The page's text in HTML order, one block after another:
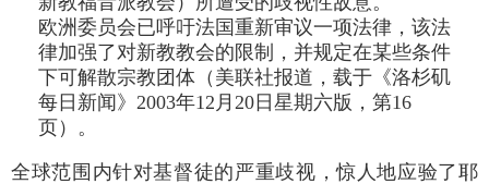
欧洲委员会已呼吁法国重新审议一项法律，该法
律加强了对新教教会的限制，并规定在某些条件
下可解散宗教团体（美联社报道，载于《洛杉矶
每日新闻》2003年12月20日星期六版，第16
页）。
全球范围内针对基督徒的严重歧视，惊人地应验了耶